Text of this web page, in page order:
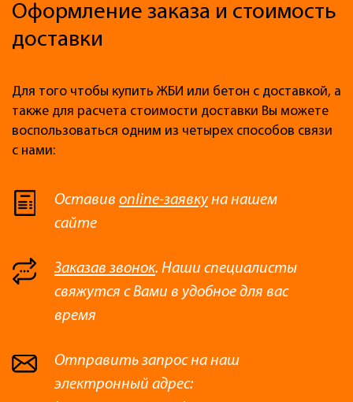
Оформление заказа и стоимость
доставки
Для того чтобы купить ЖБИ или бетон с доставкой, а
также для расчета стоимости доставки Вы можете
воспользоваться одним из четырех способов связи
с нами:
Оставив online-заявкуна нашем
сайте
Заказав звонок. Наши специалисты
свяжутся с Вами в удобное для вас
время
Отправить запрос на наш
электронный адрес: